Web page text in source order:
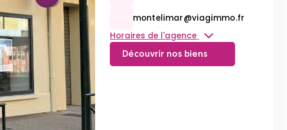
montelimar@viagimmo.fr
Horaires de l'agence
Découvrir nos biens